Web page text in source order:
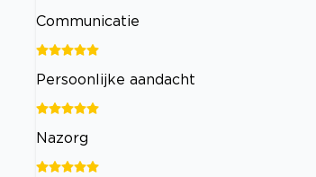
Communicatie
Persoonlijke aandacht
Nazorg